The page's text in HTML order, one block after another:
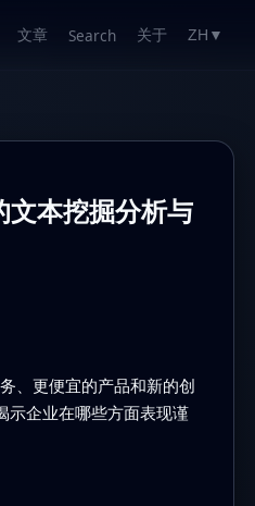
文章 Search 关于 ZH ▼
本挖掘分析与
、更便宜的产品和新的创
企业在哪些方面表现谨